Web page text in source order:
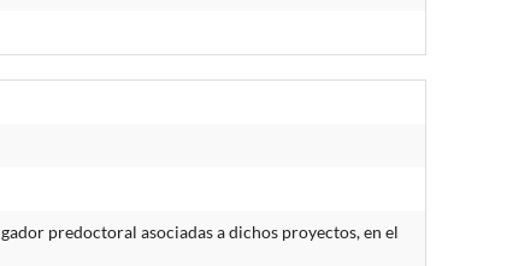
predoctoral asociadas a dichos proyectos, en el